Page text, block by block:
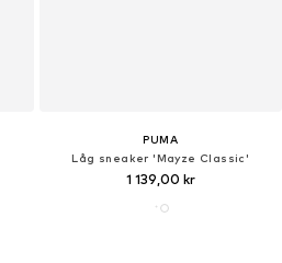
PUMA
Låg sneaker 'Mayze Classic'
1 139,00 kr